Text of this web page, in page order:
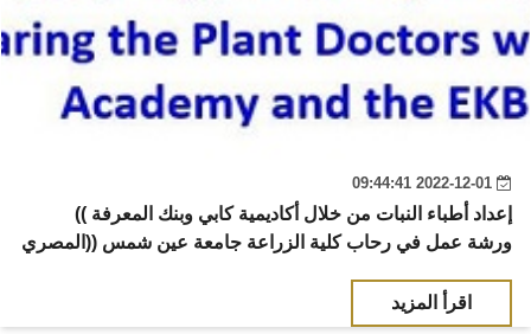
(( إعداد أطباء النبات من خلال أكاديمية كابي وبنك المعرفة
المصري)) ورشة عمل في رحاب كلية الزراعة جامعة عين شمس
اقرأ المزيد